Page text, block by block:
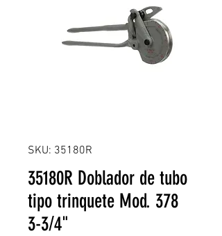
SKU: 35180R
35180R Doblador de tubo
tipo trinquete Mod. 378
3-3/4"